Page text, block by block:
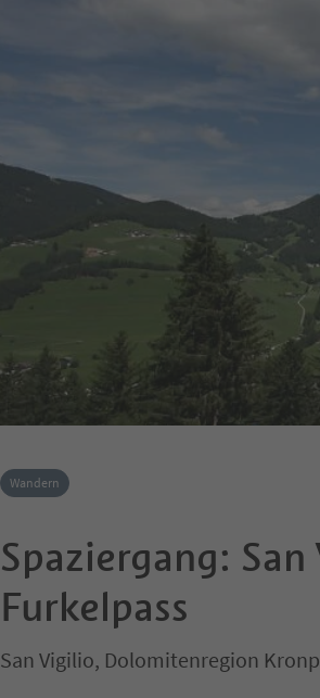
Wandern
Spaziergang:
Furkelpass
San Vigilio, Dolomitenregion